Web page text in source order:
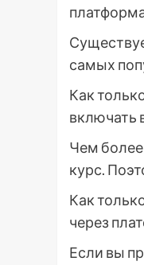
самых
Как
включать
Чем более
курс.
Как
через
Если вы